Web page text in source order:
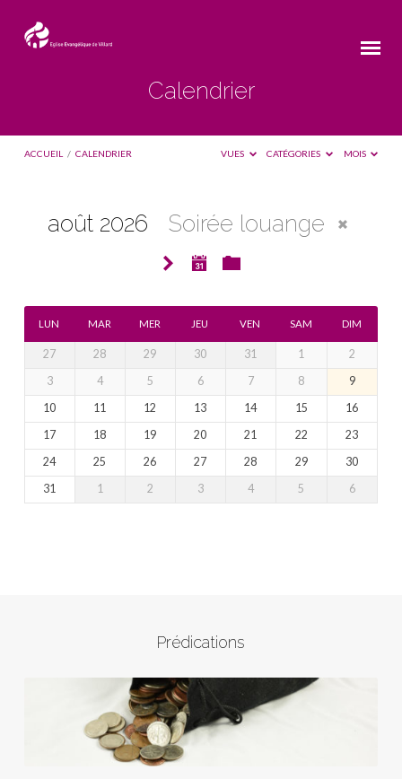
Calendrier
ACCUEIL / CALENDRIER VUES CATÉGORIES MOIS
août 2026 Soirée louange
LUN MAR MER JEU VEN SAM DIM
27 28 29 30 31 1
2
3
4 5 6 7 8
9
10
11 12 13 14 15
16
17
18 19 20 21 22
23
24
25 26 27 28 29
30
31
1 2 3 4 5 6
Prédications